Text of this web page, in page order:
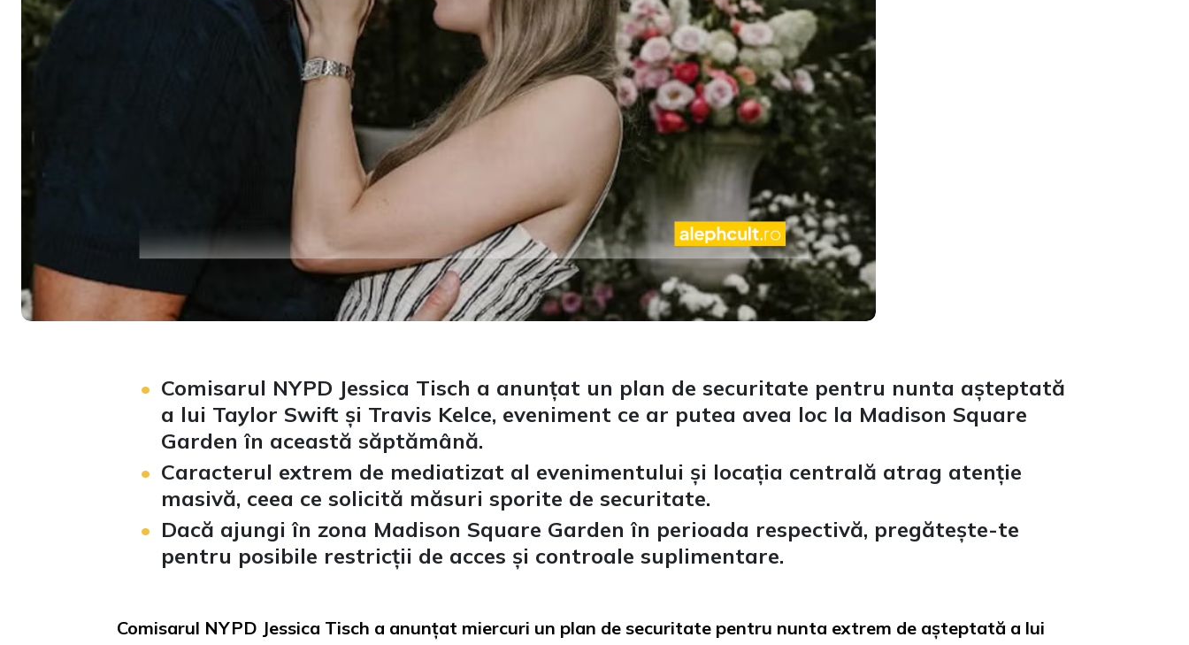
Comisarul NYPD Jessica Tisch a anunțat un plan de securitate pentru nunta așteptată
a lui Taylor Swift și Travis Kelce, eveniment ce ar putea avea loc la Madison Square
Garden în această săptămână.
Caracterul extrem de mediatizat al evenimentului și locația centrală atrag atenție
masivă, ceea ce solicită măsuri sporite de securitate.
Dacă ajungi în zona Madison Square Garden în perioada respectivă, pregătește-te
pentru posibile restricții de acces și controale suplimentare.
Comisarul NYPD Jessica Tisch a anunțat miercuri un plan de securitate pentru nunta extrem de așteptată a lui